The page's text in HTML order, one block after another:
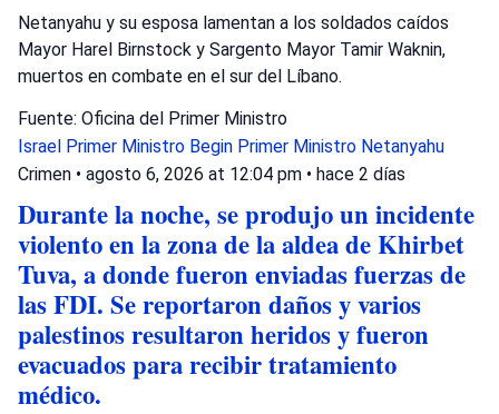
Netanyahu y su esposa lamentan a los soldados caídos
Mayor Harel Birnstock y Sargento Mayor Tamir Waknin,
muertos en combate en el sur del Líbano.
Fuente: Oficina del Primer Ministro
Israel Primer Ministro Begin Primer Ministro Netanyahu
Crimen • agosto 6, 2026 at 12:04 pm • hace 2 días
Durante la noche, se produjo un incidente
violento en la zona de la aldea de Khirbet
Tuva, a donde fueron enviadas fuerzas de
las FDI. Se reportaron daños y varios
palestinos resultaron heridos y fueron
evacuados para recibir tratamiento
médico.